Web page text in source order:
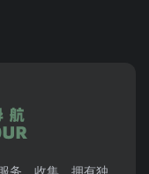
务、收集、拥有独